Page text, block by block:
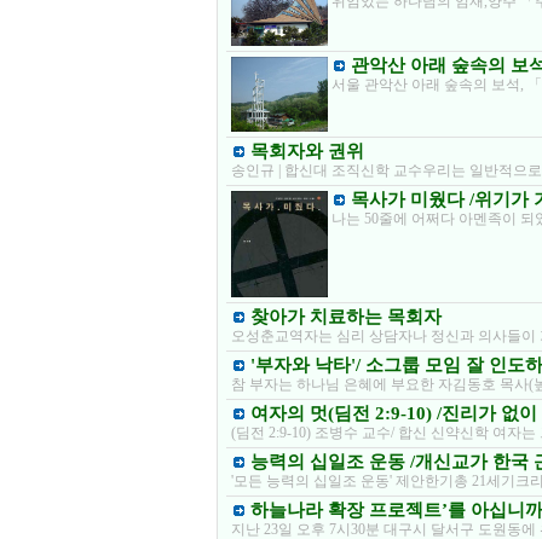
관악산 아래 숲속의 보
서울 관악산 아래 숲속의 보석,
목회자와 권위
송인규 | 합신대 조직신학 교수우리는 일반적으
목사가 미웠다 /위기가
나는 50줄에 어쩌다 아멘족이 되
찾아가 치료하는 목회자
오성춘교역자는 심리 상담자나 정신과 의사들
'부자와 낙타'/ 소그룹 모임 잘 인도
참 부자는 하나님 은혜에 부요한 자김동호 목사
여자의 멋(딤전 2:9-10) /진리가 없
(딤전 2:9-10) 조병수 교수/ 합신 신약신학 여자
능력의 십일조 운동 /개신교가 한국
'모든 능력의 십일조 운동' 제안한기총 21세기크
하늘나라 확장 프로젝트’를 아십니
지난 23일 오후 7시30분 대구시 달서구 도원동